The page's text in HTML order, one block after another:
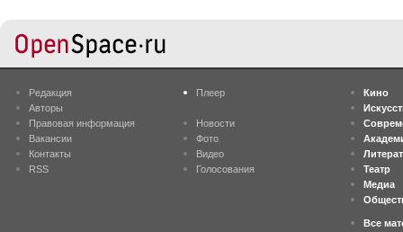
Редакция
Авторы
Правовая информация
Вакансии
Контакты
RSS
Плеер
Новости
Фото
Видео
Голосования
Кино
Театр
Медиа
Все